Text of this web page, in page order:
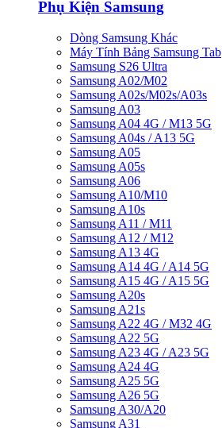
Phụ Kiện Samsung
Dòng Samsung Khác
Máy Tính Bảng Samsung Tab
Samsung S26 Ultra
Samsung A02/M02
Samsung A02s/M02s/A03s
Samsung A03
Samsung A04 4G / M13 5G
Samsung A04s / A13 5G
Samsung A05
Samsung A05s
Samsung A06
Samsung A10/M10
Samsung A10s
Samsung A11 / M11
Samsung A12 / M12
Samsung A13 4G
Samsung A14 4G / A14 5G
Samsung A15 4G / A15 5G
Samsung A20s
Samsung A21s
Samsung A22 4G / M32 4G
Samsung A22 5G
Samsung A23 4G / A23 5G
Samsung A24 4G
Samsung A25 5G
Samsung A26 5G
Samsung A30/A20
Samsung A31